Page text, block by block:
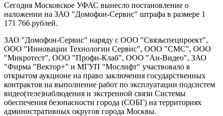
Сегодня Московское УФАС вынесло постановление о
наложении на ЗАО "Домофон-Сервис" штрафа в размере 1
171 766 рублей.
ЗАО "Домофон-Сервис" наряду с ООО "Связьспецпроект",
ООО "Инновации Технологии Сервис", ООО "СМС", ООО
"Микротест", ООО "Профи-Клаб", ООО "Аи-Видео", ЗАО
"Фирма "Вектор+" и МГУП "Мослифт" участвовало в
открытом аукционе на право заключения государственных
контрактов на выполнение работ по эксплуатации подсистем
видео(теле)наблюдения и экстренной связи Системы
обеспечения безопасности города (СОБГ) на территориях
административных округов города Москвы.